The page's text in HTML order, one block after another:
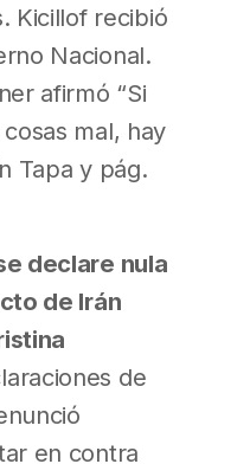
Kicillof recibió
Nacional.
afirmó “Si
mal, hay
Tapa y pág.
declare nula
de Irán
de
en contra